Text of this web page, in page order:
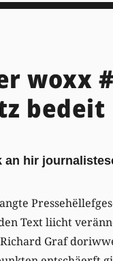
woxx
bedeit
an hir
Text liicht
Graf